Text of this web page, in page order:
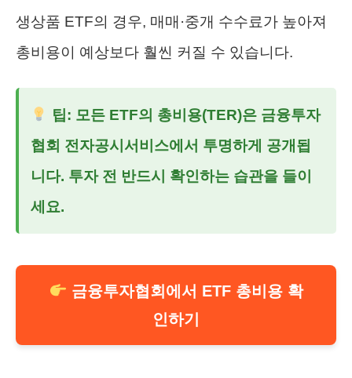
생상품 ETF의 경우, 매매·중개 수수료가 높아져
총비용이 예상보다 훨씬 커질 수 있습니다.
팁: 모든 ETF의 총비용(TER)은 금융투자
협회 전자공시서비스에서 투명하게 공개됩
니다. 투자 전 반드시 확인하는 습관을 들이
세요.
금융투자협회에서 ETF 총비용 확
인하기